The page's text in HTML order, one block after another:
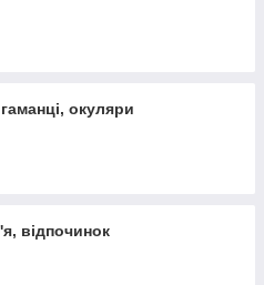
окуляри
відпочинок